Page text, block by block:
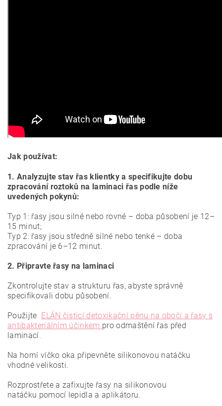
Jak používat:
1. Analyzujte stav řas klientky a specifikujte dobu
zpracování roztoků na laminaci řas podle níže
uvedených pokynů:
Typ 1: řasy jsou silné nebo rovné – doba působení je 12–
15 minut;
Typ 2: řasy jsou středně silné nebo tenké – doba
zpracování je 6–12 minut.
2. Připravte řasy na laminaci
Zkontrolujte stav a strukturu řas, abyste správně
specifikovali dobu působení.
Použijte ELÁN čisticí detoxikační pěnu na obočí a řasy s
antibakteriálním účinkem pro odmaštění řas před
laminací.
Na horní víčko oka připevněte silikonovou natáčku
vhodné velikosti.
Rozprostřete a zafixujte řasy na silikonovou
natáčku pomocí lepidla a aplikátoru.